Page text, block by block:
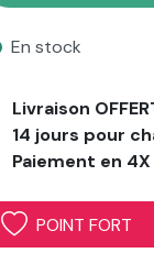
En stock
Livraison
14 jours pour
Paiement en
POINT FORT